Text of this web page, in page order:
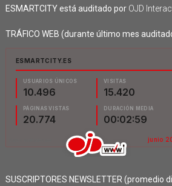
ESMARTCITY está auditado por OJD
TRÁFICO WEB (durante último mes
SUSCRIPTORES NEWSLETTER